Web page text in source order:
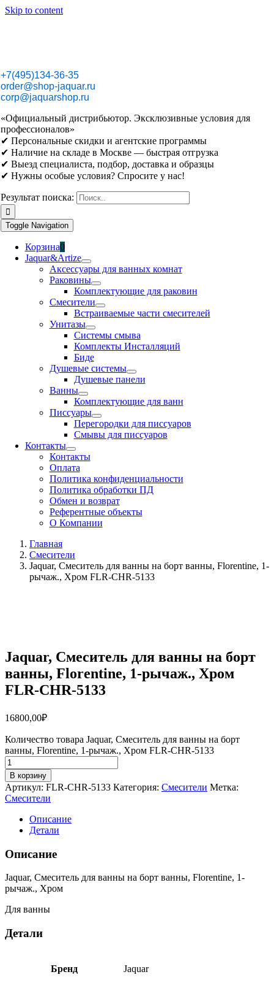
Skip to content
+7(495)134-36-35
order@shop-jaquar.ru
corp@jaquarshop.ru
«Официальный дистрибьютор. Эксклюзивные условия для
профессионалов»
✔ Персональные скидки и агентские программы
✔ Наличие на складе в Москве — быстрая отгрузка
✔ Выезд специалиста, подбор, доставка и образцы
✔ Нужны особые условия? Спросите у нас!
Результат поиска:
Toggle Navigation
Корзина0
Jaquar&Artize
Аксессуары для ванных комнат
Раковины
Комплектующие для раковин
Смесители
Встраиваемые части смесителей
Унитазы
Системы смыва
Комплекты Инсталляций
Биде
Душевые системы
Душевые панели
Ванны
Комплектующие для ванн
Писсуары
Перегородки для писсуаров
Смывы для писсуаров
Контакты
Контакты
Оплата
Политика конфиденциальности
Политика обработки ПД
Обмен и возврат
Референтные объекты
О Компании
Главная
Смесители
Jaquar, Смеситель для ванны на борт ванны, Florentine, 1-
рычаж., Хром FLR-CHR-5133
Jaquar, Смеситель для ванны на борт
ванны, Florentine, 1-рычаж., Хром
FLR-CHR-5133
16800,00₽
Количество товара Jaquar, Смеситель для ванны на борт
ванны, Florentine, 1-рычаж., Хром FLR-CHR-5133
В корзину
Артикул: FLR-CHR-5133 Категория: Смесители Метка:
Смесители
Описание
Детали
Описание
Jaquar, Смеситель для ванны на борт ванны, Florentine, 1-
рычаж., Хром
Для ванны
Детали
Бренд Jaquar